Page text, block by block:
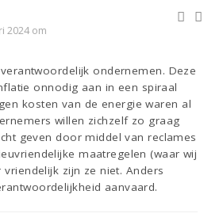
2024 om
ondernemen. Deze
onnodig aan in een spiraal
kosten van de energie waren al
willen zichzelf zo graag
geven door middel van reclames
maatregelen (waar wij
zijn ze niet. Anders
aanvaard.